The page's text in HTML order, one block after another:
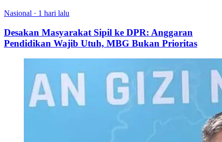
Nasional · 1 hari lalu
Desakan Masyarakat Sipil ke DPR: Anggaran
Pendidikan Wajib Utuh, MBG Bukan Prioritas